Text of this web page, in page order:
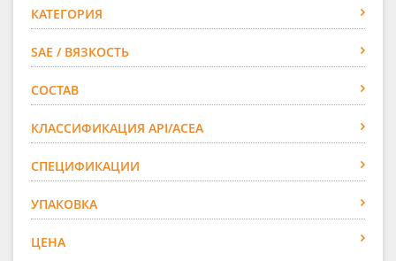
КАТЕГОРИЯ
SAE / ВЯЗКОСТЬ
СОСТАВ
КЛАССИФИКАЦИЯ API/ACEA
СПЕЦИФИКАЦИИ
УПАКОВКА
ЦЕНА